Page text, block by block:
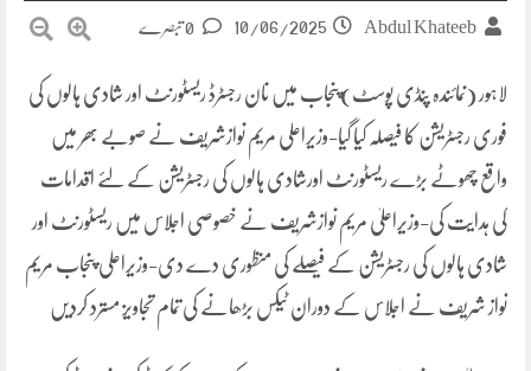
Abdul Khateeb
10/06/2025
لاہور (نمائندہ پنڈی پوسٹ)پنجاب میں نان رجسٹرڈ ریسٹورنٹ اور شادی ہالوں کی
فوری رجسٹریشن کا فیصلہ کیا گیا-وزیراعلی مریم نوازشریف نے صوبے بھر میں
واقع چھوٹے بڑے ریسٹورنٹ اورشادی ہالوں کی رجسٹریشن کے لئے اقدامات
کی ہدایت کی-وزیراعلیٰ مریم نوازشریف نے خصوصی اجلاس میں ریسٹورنٹ اور
شادی ہالوں کی رجسٹریشن کے فیصلے کی منظوری دے دی-وزیراعلی پنجاب مریم
نواز شریف نے اجلاس کے دوران ٹیکس بڑھانے کی تمام تجاویز مسترد کردیں